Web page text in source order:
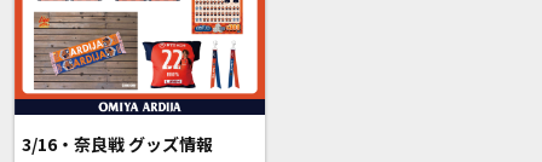
3/16・奈良戦 グッズ情報